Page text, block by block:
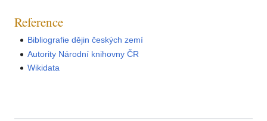
Reference
Bibliografie dějin českých zemí
Autority Národní knihovny ČR
Wikidata